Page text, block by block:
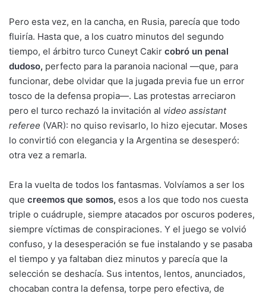
Pero esta vez, en la cancha, en Rusia, parecía que todo
fluiría. Hasta que, a los cuatro minutos del segundo
tiempo, el árbitro turco Cuneyt Cakir cobró un penal
dudoso, perfecto para la paranoia nacional —que, para
funcionar, debe olvidar que la jugada previa fue un error
tosco de la defensa propia—. Las protestas arreciaron
pero el turco rechazó la invitación al video assistant
referee (VAR): no quiso revisarlo, lo hizo ejecutar. Moses
lo convirtió con elegancia y la Argentina se desesperó:
otra vez a remarla.
Era la vuelta de todos los fantasmas. Volvíamos a ser los
que creemos que somos, esos a los que todo nos cuesta
triple o cuádruple, siempre atacados por oscuros poderes,
siempre víctimas de conspiraciones. Y el juego se volvió
confuso, y la desesperación se fue instalando y se pasaba
el tiempo y ya faltaban diez minutos y parecía que la
selección se deshacía. Sus intentos, lentos, anunciados,
chocaban contra la defensa, torpe pero efectiva, de